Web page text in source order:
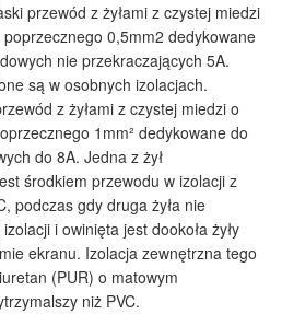
przewód z żyłami z czystej miedzi
0,5mm2 dedykowane
nie przekraczających 5A.
są w osobnych izolacjach.
z żyłami z czystej miedzi o
1mm² dedykowane do
do 8A. Jedna z żył
środkiem przewodu w izolacji z
podczas gdy druga żyła nie
i owinięta jest dookoła żyły
ekranu. Izolacja zewnętrzna tego
(PUR) o matowym
niż PVC.